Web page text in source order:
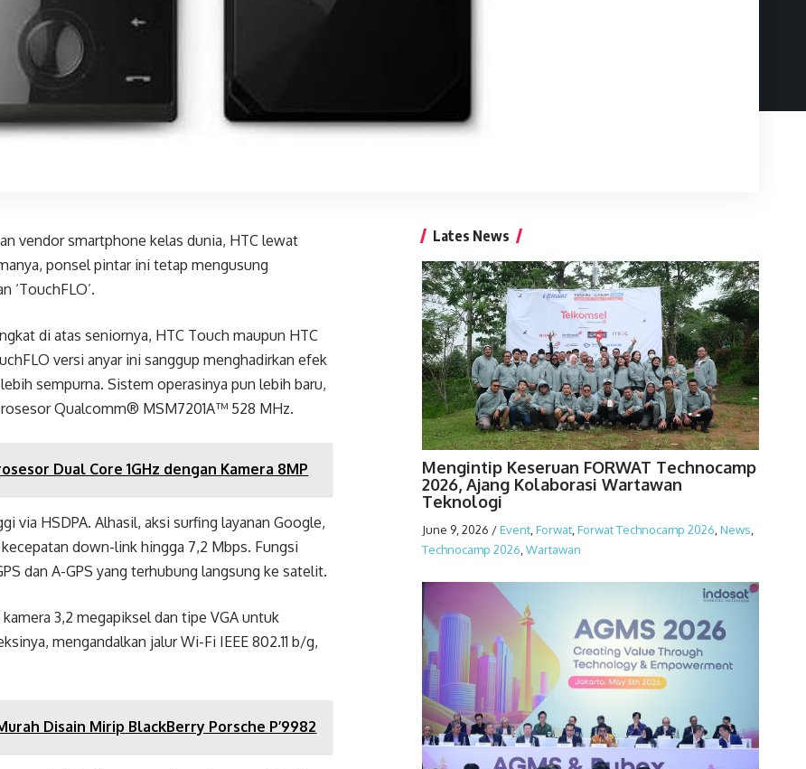
vendor smartphone kelas dunia, HTC lewat
ponsel pintar ini tetap mengusung
‘TouchFLO’.
di atas seniornya, HTC Touch maupun HTC
versi anyar ini sanggup menghadirkan efek
sempurna. Sistem operasinya pun lebih baru,
Qualcomm® MSM7201A™ 528 MHz.
Dual Core 1GHz dengan Kamera 8MP
via HSDPA. Alhasil, aksi surfing layanan Google,
down-link hingga 7,2 Mbps. Fungsi
dan A-GPS yang terhubung langsung ke satelit.
3,2 megapiksel dan tipe VGA untuk
mengandalkan jalur Wi-Fi IEEE 802.11 b/g,
Disain Mirip BlackBerry Porsche P’9982
Lates News
Mengintip Keseruan FORWAT Technocamp
2026, Ajang Kolaborasi Wartawan
Teknologi
June 9, 2026 /Event,Forwat,Forwat Technocamp 2026,News,
Technocamp 2026,Wartawan